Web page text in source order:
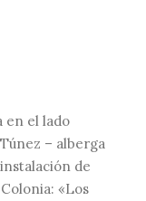
en el lado
– alberga
de
«Los